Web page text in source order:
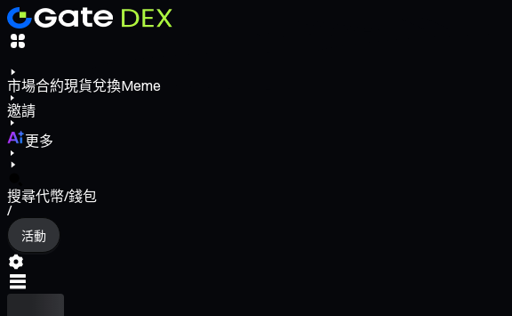
市場合約現貨兌換Meme
邀請
更多
搜尋代幣/錢包
/
活動